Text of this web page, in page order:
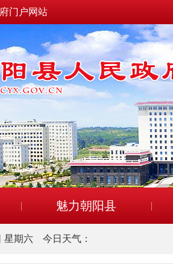
门户网站
魅力朝阳县
星期六 今日天气：